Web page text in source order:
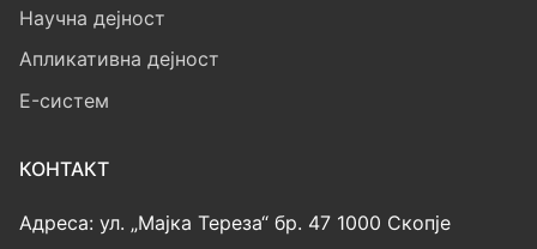
Научна дејност
Апликативна дејност
E-систем
КОНТАКТ
Адреса: ул. „Мајка Тереза“ бр. 47 1000 Скопје